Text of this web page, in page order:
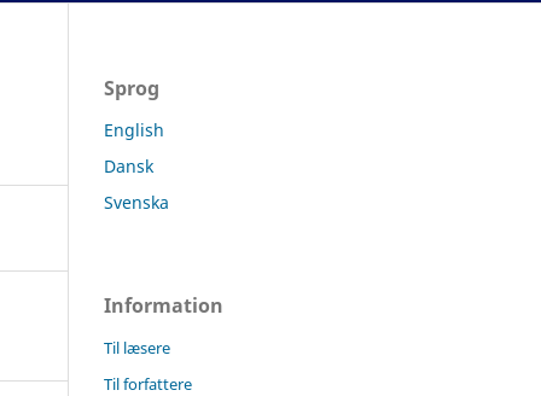
Sprog
English
Dansk
Svenska
Information
Til læsere
Til forfattere